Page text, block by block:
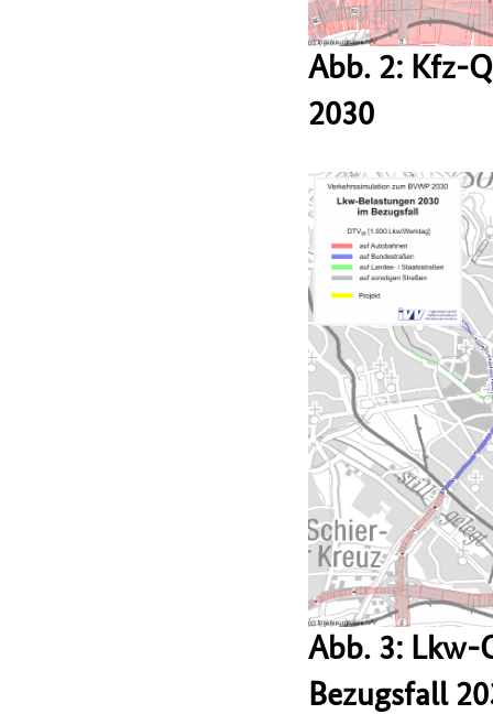
Abb. 2: Kfz-
2030
Abb. 3: Lkw-
Bezugsfall